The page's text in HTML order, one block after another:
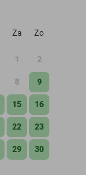
Za Zo
1 2
8 9
15 16
22 23
29 30